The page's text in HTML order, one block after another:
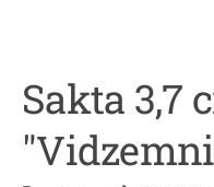
Sakta 3,7